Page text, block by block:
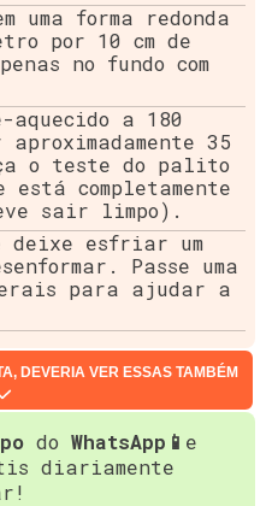
uma forma redonda
por 10 cm de
no fundo com
aquecido a 180
35
o teste do palito
completamente
sair limpo).
deixe esfriar um
Passe uma
para ajudar a
DEVERIA VER ESSAS TAMBÉM
do WhatsApp📱 e
diariamente